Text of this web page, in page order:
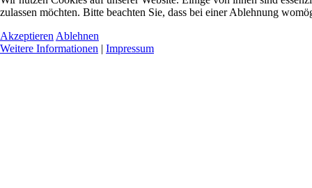
zulassen möchten. Bitte beachten Sie, dass bei einer Ablehnung
Akzeptieren Ablehnen
Weitere Informationen | Impressum